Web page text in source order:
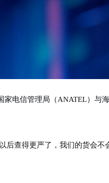
家电信管理局（ANATEL）与
后查得更严了，我们的货会不